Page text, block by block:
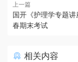
上一篇
国开《护理学专题
春期末考试
相关内容